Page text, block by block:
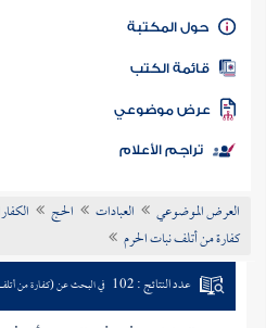
كتاب الأمة
المكتبة
الكتب
موضوعي
تراجم الأعلام
العرض الموضوعي العبادات الحج
كفارة من أتلف نبات الحرم
عدد النتائج : 102 في البحث عن (كفارة من